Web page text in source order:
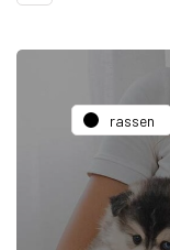
rassen